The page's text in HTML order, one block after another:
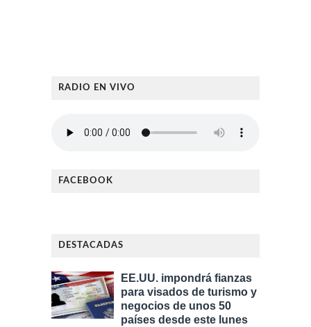
RADIO EN VIVO
FACEBOOK
DESTACADAS
EE.UU. impondrá fianzas
para visados de turismo y
negocios de unos 50
países desde este lunes